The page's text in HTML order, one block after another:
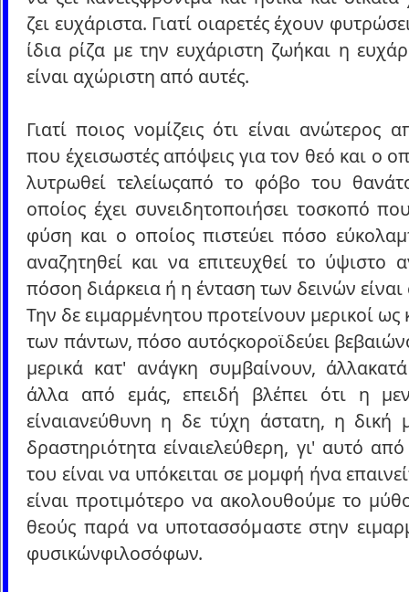
ζει ευχάριστα. Γιατί οιαρετές έχουν
ίδια ρίζα με την ευχάριστη ζωήκαι η
είναι αχώριστη από αυτές.
Γιατί ποιος νομίζεις ότι είναι ανώτερος
που έχεισωστές απόψεις για τον θεό και ο
λυτρωθεί τελείωςαπό το φόβο του
οποίος έχει συνειδητοποιήσει τοσκοπό
φύση και ο οποίος πιστεύει πόσο
αναζητηθεί και να επιτευχθεί το ύψιστο
πόσοη διάρκεια ή η ένταση των δεινών
Την δε ειμαρμένητου προτείνουν μερικοί ως
των πάντων, πόσο αυτόςκοροϊδεύει
μερικά κατ' ανάγκη συμβαίνουν,
άλλα από εμάς, επειδή βλέπει ότι η
είναιανεύθυνη η δε τύχη άστατη, η δική
δραστηριότητα είναιελεύθερη, γι' αυτό
του είναι να υπόκειται σε μομφή ήνα
είναι προτιμότερο να ακολουθούμε το
θεούς παρά να υποτασσόμαστε στην
φυσικώνφιλοσόφων.